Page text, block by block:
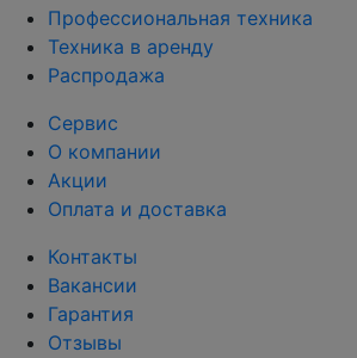
Профессиональная техника
Техника в аренду
Распродажа
Сервис
О компании
Акции
Оплата и доставка
Контакты
Вакансии
Гарантия
Отзывы